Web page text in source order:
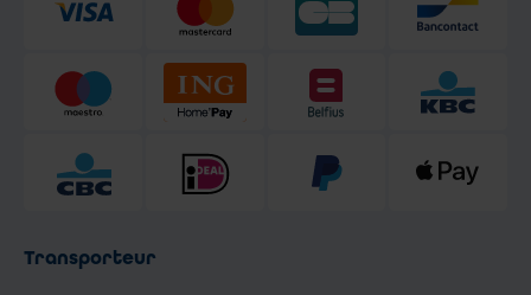
Transporteur